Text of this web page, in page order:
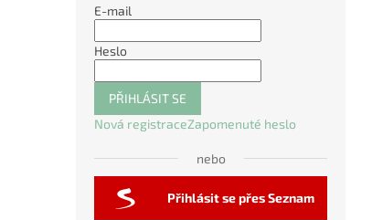
E-mail
Heslo
PŘIHLÁSIT SE
Nová registraceZapomenuté heslo
nebo
Přihlásit se přes Seznam